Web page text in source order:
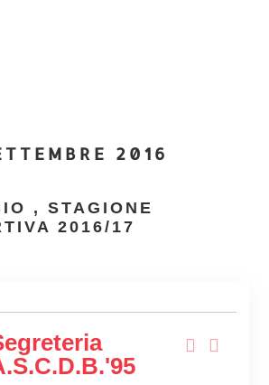
2016
, STAGIONE
2016/17